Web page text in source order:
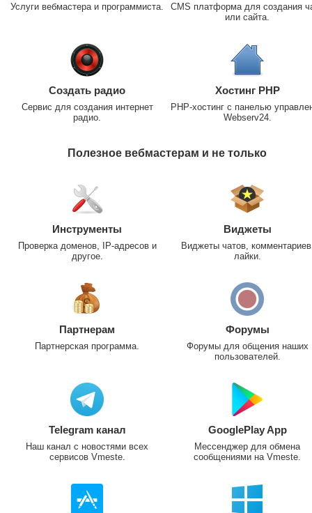
Услуги вебмастера и программиста.
CMS платформа для создания
или сайта.
Создать радио
Сервис для создания интернет
радио.
Хостинг PHP
PHP-хостинг с панелью
Webserv24.
Полезное вебмастерам и не только
Инструменты
Проверка доменов, IP-адресов и
другое.
Виджеты
Виджеты чатов,
лайки.
Партнерам
Партнерская программа.
Форумы
Форумы для общения наших
пользователей.
Telegram канал
Наш канал с новостями всех
сервисов Vmeste.
GooglePlay App
Мессенджер для обмена
сообщениями на Vmeste.